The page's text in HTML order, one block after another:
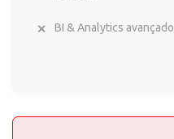
BI & Analytics avançado